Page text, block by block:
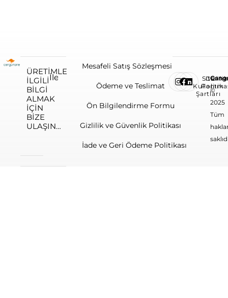
ÜRETIMLE
ILGILI
BILGI
ALMAK
IÇIN
BIZE
ULAŞIN…
Mesafeli Satış Sözleşmesi
Ödeme ve Teslimat
Ön Bilgilendirme Formu
Gizlilik ve Güvenlik Politikası
İade ve Geri Ödeme Politikası
©
2025
Tüm
Site
Kullanım
Şartları
Gizlilik